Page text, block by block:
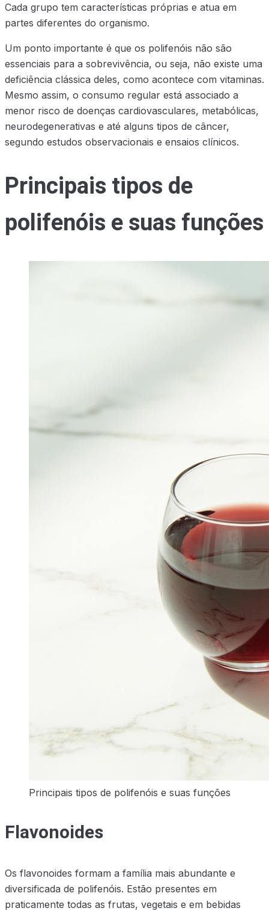
Cada grupo tem características próprias e atua em
partes diferentes do organismo.
Um ponto importante é que os polifenóis não são
essenciais para a sobrevivência, ou seja, não existe uma
deficiência clássica deles, como acontece com vitaminas.
Mesmo assim, o consumo regular está associado a
menor risco de doenças cardiovasculares, metabólicas,
neurodegenerativas e até alguns tipos de câncer,
segundo estudos observacionais e ensaios clínicos.
Principais tipos de
polifenóis e suas funções
Principais tipos de polifenóis e suas funções
Flavonoides
Os flavonoides formam a família mais abundante e
diversificada de polifenóis. Estão presentes em
praticamente todas as frutas, vegetais e em bebidas